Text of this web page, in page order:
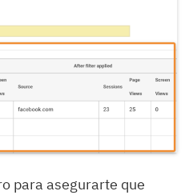
para asegurarte que